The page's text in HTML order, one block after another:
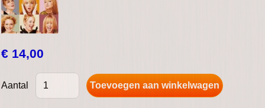
€ 14,00
Aantal